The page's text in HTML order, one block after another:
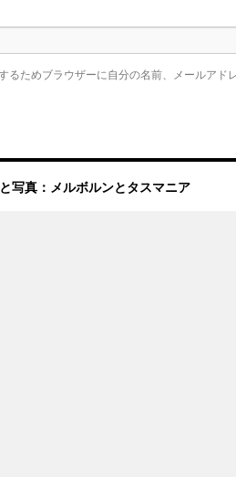
るためブラウザーに自分の名前、メールアド
写真：メルボルンとタスマニア